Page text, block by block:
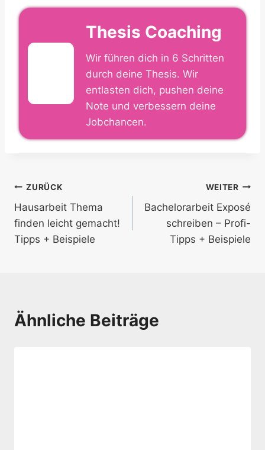
Thesis Coaching
Wir führen dich in 6 Schritten
durch deine Thesis. Wir
entlasten dich, pushen deine
Note und verbessern deine
Jobchancen.
Beitragsnavigation
ZURÜCK
Hausarbeit Thema
finden leicht gemacht!
Tipps + Beispiele
WEITER
Bachelorarbeit Exposé
schreiben – Profi-
Tipps + Beispiele
Ähnliche Beiträge